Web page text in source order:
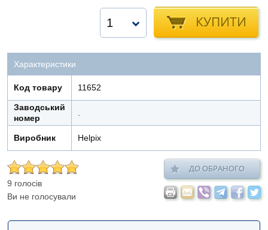
КУПИТИ
1
Характеристики
Код товару 11652
Заводський
номер
Виробник Helpix
9 голосів
Ви не голосували
ДО ОБРАНОГО